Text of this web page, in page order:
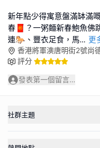
新年點少得寓意盤滿缽滿
春🧧？一粥麵新春鮑魚佛
連🐎、豐衣足食，馬... 更
香港將軍澳唐明街2號尚
評分
發表第一個留言...
社群主題